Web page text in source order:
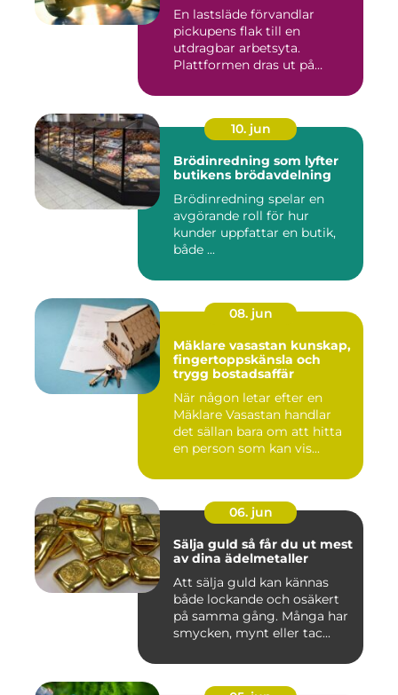
En lastsläde förvandlar
pickupens flak till en
utdragbar arbetsyta.
Plattformen dras ut på
10. jun
Brödinredning som lyfter
butikens brödavdelning
Brödinredning spelar en
avgörande roll för hur
kunder uppfattar en butik,
både ...
08. jun
Mäklare vasastan kunskap,
fingertoppskänsla och
trygg bostadsaffär
När någon letar efter en
Mäklare Vasastan handlar
det sällan bara om att hitta
en person som kan vis...
06. jun
Sälja guld så får du ut mest
av dina ädelmetaller
Att sälja guld kan kännas
både lockande och osäkert
på samma gång. Många har
smycken, mynt eller tac...